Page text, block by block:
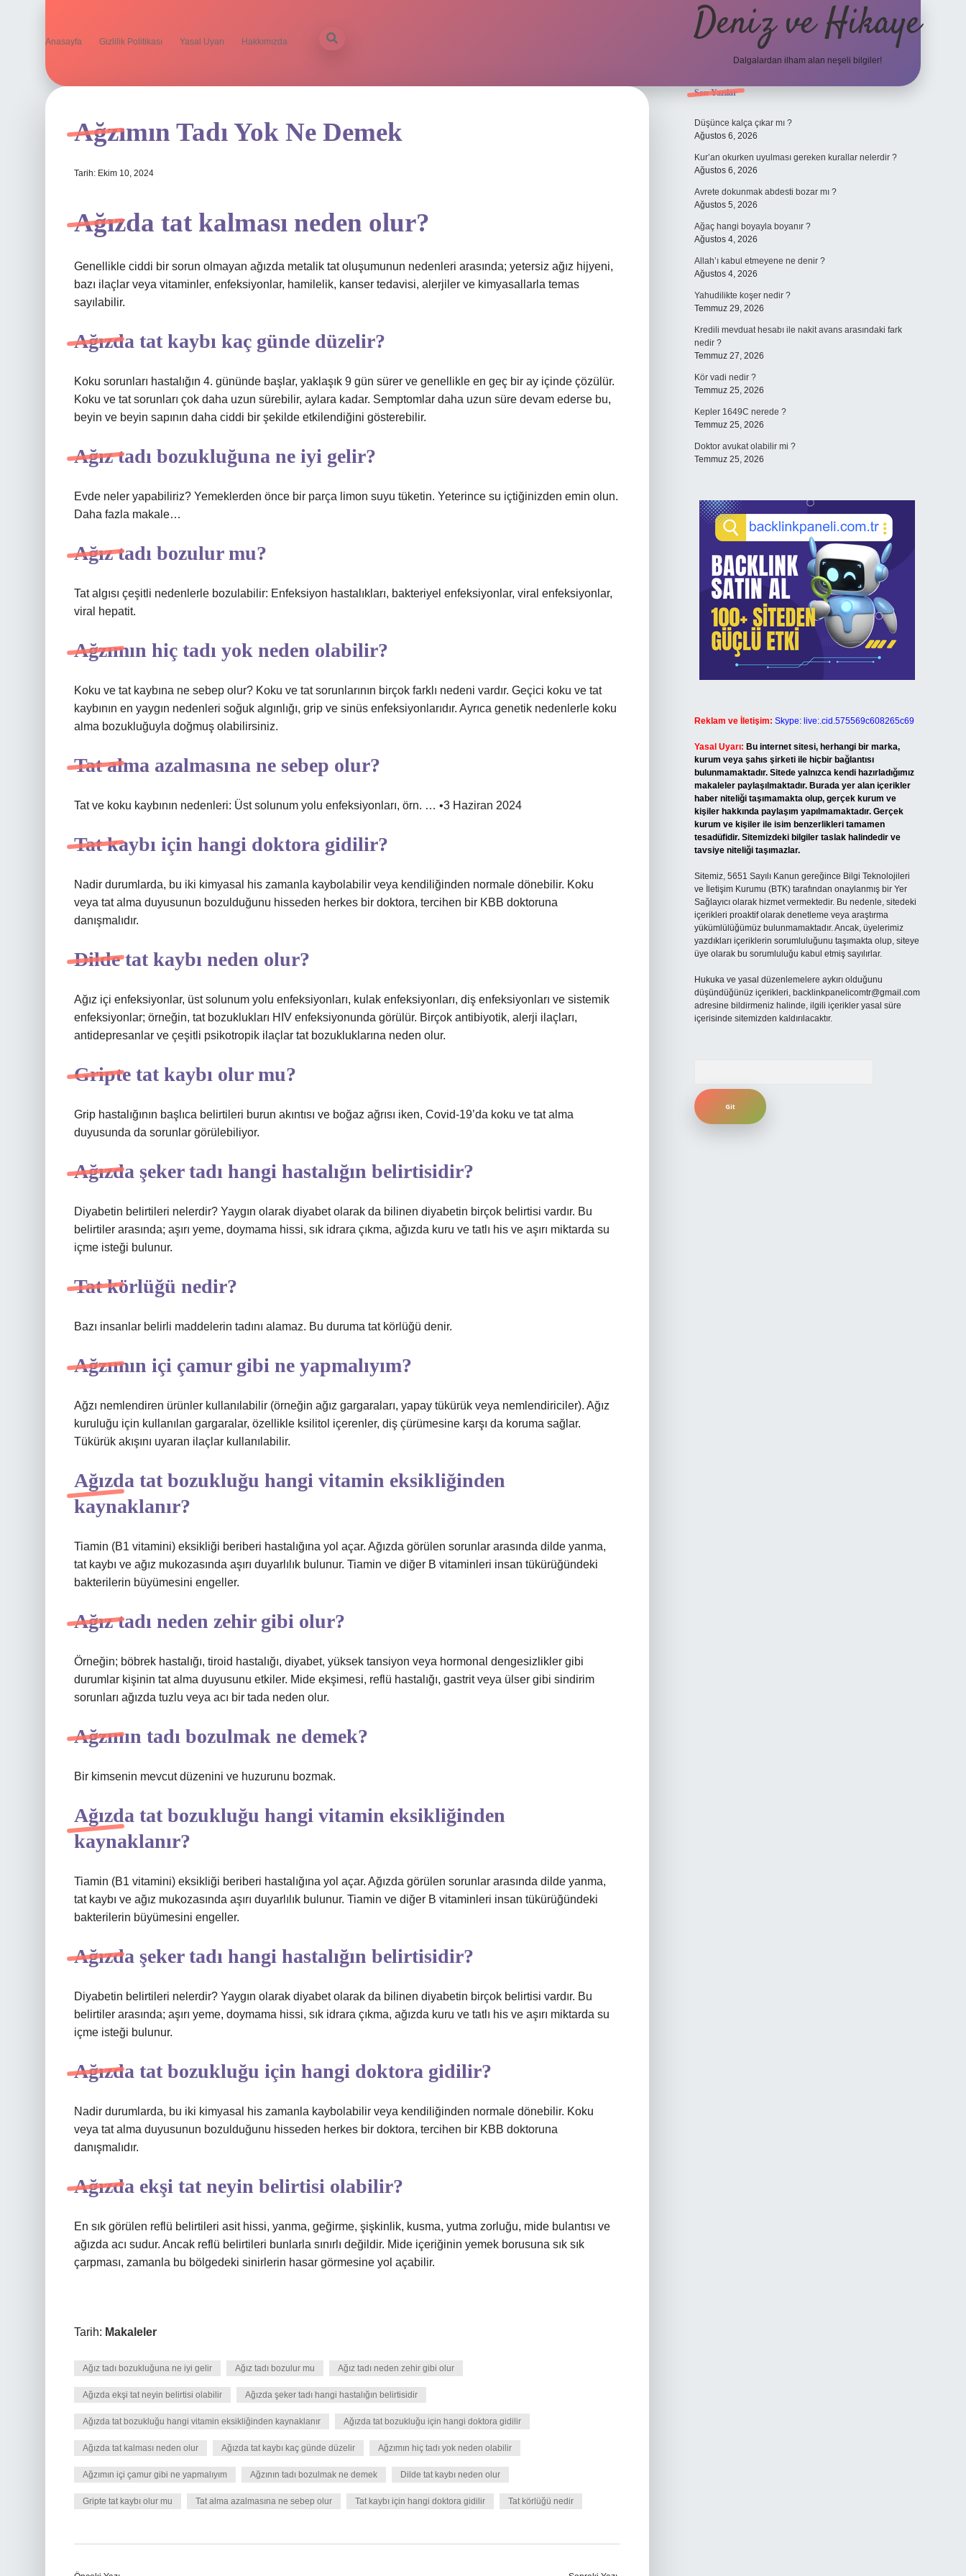
Anasayfa Gizlilik Politikası Yasal Uyarı Hakkımızda Deniz ve Hikaye
Dalgalardan ilham alan neşeli bilgiler!
Ağzımın Tadı Yok Ne Demek
Tarih: Ekim 10, 2024
Ağızda tat kalması neden olur?
Genellikle ciddi bir sorun olmayan ağızda metalik tat oluşumunun nedenleri arasında; yetersiz ağız hijyeni,
bazı ilaçlar veya vitaminler, enfeksiyonlar, hamilelik, kanser tedavisi, alerjiler ve kimyasallarla temas
sayılabilir.
Ağızda tat kaybı kaç günde düzelir?
Koku sorunları hastalığın 4. gününde başlar, yaklaşık 9 gün sürer ve genellikle en geç bir ay içinde çözülür.
Koku ve tat sorunları çok daha uzun sürebilir, aylara kadar. Semptomlar daha uzun süre devam ederse bu,
beyin ve beyin sapının daha ciddi bir şekilde etkilendiğini gösterebilir.
Ağız tadı bozukluğuna ne iyi gelir?
Evde neler yapabiliriz? Yemeklerden önce bir parça limon suyu tüketin. Yeterince su içtiğinizden emin olun.
Daha fazla makale…
Ağız tadı bozulur mu?
Tat algısı çeşitli nedenlerle bozulabilir: Enfeksiyon hastalıkları, bakteriyel enfeksiyonlar, viral enfeksiyonlar,
viral hepatit.
Ağzımın hiç tadı yok neden olabilir?
Koku ve tat kaybına ne sebep olur? Koku ve tat sorunlarının birçok farklı nedeni vardır. Geçici koku ve tat
kaybının en yaygın nedenleri soğuk algınlığı, grip ve sinüs enfeksiyonlarıdır. Ayrıca genetik nedenlerle koku
alma bozukluğuyla doğmuş olabilirsiniz.
Tat alma azalmasına ne sebep olur?
Tat ve koku kaybının nedenleri: Üst solunum yolu enfeksiyonları, örn. … •3 Haziran 2024
Tat kaybı için hangi doktora gidilir?
Nadir durumlarda, bu iki kimyasal his zamanla kaybolabilir veya kendiliğinden normale dönebilir. Koku
veya tat alma duyusunun bozulduğunu hisseden herkes bir doktora, tercihen bir KBB doktoruna
danışmalıdır.
Dilde tat kaybı neden olur?
Ağız içi enfeksiyonlar, üst solunum yolu enfeksiyonları, kulak enfeksiyonları, diş enfeksiyonları ve sistemik
enfeksiyonlar; örneğin, tat bozuklukları HIV enfeksiyonunda görülür. Birçok antibiyotik, alerji ilaçları,
antidepresanlar ve çeşitli psikotropik ilaçlar tat bozukluklarına neden olur.
Gripte tat kaybı olur mu?
Grip hastalığının başlıca belirtileri burun akıntısı ve boğaz ağrısı iken, Covid-19’da koku ve tat alma
duyusunda da sorunlar görülebiliyor.
Ağızda şeker tadı hangi hastalığın belirtisidir?
Diyabetin belirtileri nelerdir? Yaygın olarak diyabet olarak da bilinen diyabetin birçok belirtisi vardır. Bu
belirtiler arasında; aşırı yeme, doymama hissi, sık idrara çıkma, ağızda kuru ve tatlı his ve aşırı miktarda su
içme isteği bulunur.
Tat körlüğü nedir?
Bazı insanlar belirli maddelerin tadını alamaz. Bu duruma tat körlüğü denir.
Ağzımın içi çamur gibi ne yapmalıyım?
Ağzı nemlendiren ürünler kullanılabilir (örneğin ağız gargaraları, yapay tükürük veya nemlendiriciler). Ağız
kuruluğu için kullanılan gargaralar, özellikle ksilitol içerenler, diş çürümesine karşı da koruma sağlar.
Tükürük akışını uyaran ilaçlar kullanılabilir.
Ağızda tat bozukluğu hangi vitamin eksikliğinden
kaynaklanır?
Tiamin (B1 vitamini) eksikliği beriberi hastalığına yol açar. Ağızda görülen sorunlar arasında dilde yanma,
tat kaybı ve ağız mukozasında aşırı duyarlılık bulunur. Tiamin ve diğer B vitaminleri insan tükürüğündeki
bakterilerin büyümesini engeller.
Ağız tadı neden zehir gibi olur?
Örneğin; böbrek hastalığı, tiroid hastalığı, diyabet, yüksek tansiyon veya hormonal dengesizlikler gibi
durumlar kişinin tat alma duyusunu etkiler. Mide ekşimesi, reflü hastalığı, gastrit veya ülser gibi sindirim
sorunları ağızda tuzlu veya acı bir tada neden olur.
Ağzının tadı bozulmak ne demek?
Bir kimsenin mevcut düzenini ve huzurunu bozmak.
Ağızda tat bozukluğu hangi vitamin eksikliğinden
kaynaklanır?
Tiamin (B1 vitamini) eksikliği beriberi hastalığına yol açar. Ağızda görülen sorunlar arasında dilde yanma,
tat kaybı ve ağız mukozasında aşırı duyarlılık bulunur. Tiamin ve diğer B vitaminleri insan tükürüğündeki
bakterilerin büyümesini engeller.
Ağızda şeker tadı hangi hastalığın belirtisidir?
Diyabetin belirtileri nelerdir? Yaygın olarak diyabet olarak da bilinen diyabetin birçok belirtisi vardır. Bu
belirtiler arasında; aşırı yeme, doymama hissi, sık idrara çıkma, ağızda kuru ve tatlı his ve aşırı miktarda su
içme isteği bulunur.
Ağızda tat bozukluğu için hangi doktora gidilir?
Nadir durumlarda, bu iki kimyasal his zamanla kaybolabilir veya kendiliğinden normale dönebilir. Koku
veya tat alma duyusunun bozulduğunu hisseden herkes bir doktora, tercihen bir KBB doktoruna
danışmalıdır.
Ağızda ekşi tat neyin belirtisi olabilir?
En sık görülen reflü belirtileri asit hissi, yanma, geğirme, şişkinlik, kusma, yutma zorluğu, mide bulantısı ve
ağızda acı sudur. Ancak reflü belirtileri bunlarla sınırlı değildir. Mide içeriğinin yemek borusuna sık sık
çarpması, zamanla bu bölgedeki sinirlerin hasar görmesine yol açabilir.
Tarih: Makaleler
Ağız tadı bozukluğuna ne iyi gelir Ağız tadı bozulur mu Ağız tadı neden zehir gibi olur
Ağızda ekşi tat neyin belirtisi olabilir Ağızda şeker tadı hangi hastalığın belirtisidir
Ağızda tat bozukluğu hangi vitamin eksikliğinden kaynaklanır Ağızda tat bozukluğu için hangi doktora gidilir
Ağızda tat kalması neden olur Ağızda tat kaybı kaç günde düzelir Ağzımın hiç tadı yok neden olabilir
Ağzımın içi çamur gibi ne yapmalıyım Ağzının tadı bozulmak ne demek Dilde tat kaybı neden olur
Gripte tat kaybı olur mu Tat alma azalmasına ne sebep olur Tat kaybı için hangi doktora gidilir Tat körlüğü nedir
Sidebar
Son Yazılar
Düşünce kalça çıkar mı ?
Ağustos 6, 2026
Kur’an okurken uyulması gereken kurallar nelerdir ?
Ağustos 6, 2026
Avrete dokunmak abdesti bozar mı ?
Ağustos 5, 2026
Ağaç hangi boyayla boyanır ?
Ağustos 4, 2026
Allah’ı kabul etmeyene ne denir ?
Ağustos 4, 2026
Yahudilikte koşer nedir ?
Temmuz 29, 2026
Kredili mevduat hesabı ile nakit avans arasındaki fark
nedir ?
Temmuz 27, 2026
Kör vadi nedir ?
Temmuz 25, 2026
Kepler 1649C nerede ?
Temmuz 25, 2026
Doktor avukat olabilir mi ?
Temmuz 25, 2026
Reklam ve İletişim: Skype: live:.cid.575569c608265c69
Yasal Uyarı: Bu internet sitesi, herhangi bir marka,
kurum veya şahıs şirketi ile hiçbir bağlantısı
bulunmamaktadır. Sitede yalnızca kendi hazırladığımız
makaleler paylaşılmaktadır. Burada yer alan içerikler
haber niteliği taşımamakta olup, gerçek kurum ve
kişiler hakkında paylaşım yapılmamaktadır. Gerçek
kurum ve kişiler ile isim benzerlikleri tamamen
tesadüfidir. Sitemizdeki bilgiler taslak halindedir ve
tavsiye niteliği taşımazlar.
Sitemiz, 5651 Sayılı Kanun gereğince Bilgi Teknolojileri
ve İletişim Kurumu (BTK) tarafından onaylanmış bir Yer
Sağlayıcı olarak hizmet vermektedir. Bu nedenle, sitedeki
içerikleri proaktif olarak denetleme veya araştırma
yükümlülüğümüz bulunmamaktadır. Ancak, üyelerimiz
yazdıkları içeriklerin sorumluluğunu taşımakta olup, siteye
üye olarak bu sorumluluğu kabul etmiş sayılırlar.
Hukuka ve yasal düzenlemelere aykırı olduğunu
düşündüğünüz içerikleri, backlinkpanelicomtr@gmail.com
adresine bildirmeniz halinde, ilgili içerikler yasal süre
içerisinde sitemizden kaldırılacaktır.
ilbet yeni girişilbet yeni giriş